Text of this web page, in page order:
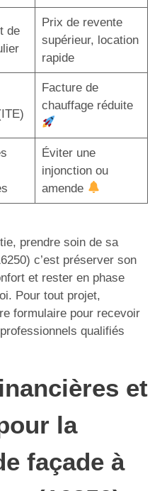
de
Prix de revente
supérieur, location
rapide
Facture de
chauffage réduite
Éviter une
injonction ou
amende
prendre soin de sa
c’est préserver son
et rester en phase
Pour tout projet,
formulaire pour recevoir
qualifiés
et
la
façade à